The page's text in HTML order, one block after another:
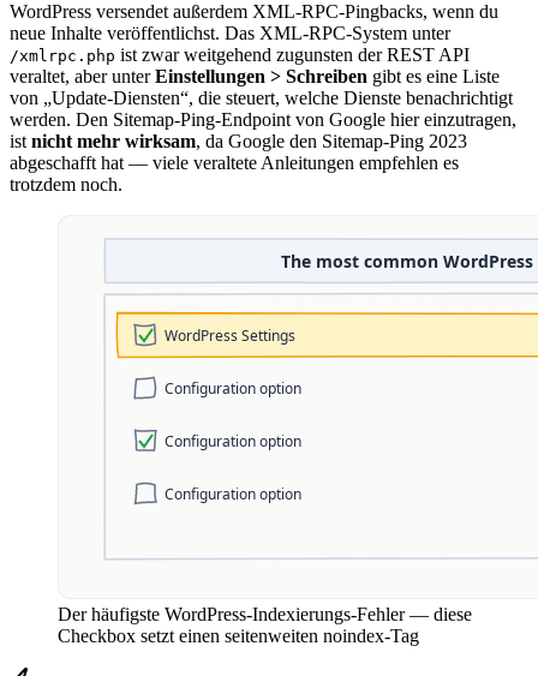
WordPress versendet außerdem XML-RPC-Pingbacks, wenn du
neue Inhalte veröffentlichst. Das XML-RPC-System unter
/xmlrpc.php ist zwar weitgehend zugunsten der REST API
veraltet, aber unterEinstellungen > Schreiben gibt es eine Liste
von „Update-Diensten“, die steuert, welche Dienste benachrichtigt
werden. Den Sitemap-Ping-Endpoint von Google hier einzutragen,
istnicht mehr wirksam, da Google den Sitemap-Ping 2023
abgeschafft hat — viele veraltete Anleitungen empfehlen es
trotzdem noch.
Der häufigste WordPress-Indexierungs-Fehler — diese
Checkbox setzt einen seitenweiten noindex-Tag